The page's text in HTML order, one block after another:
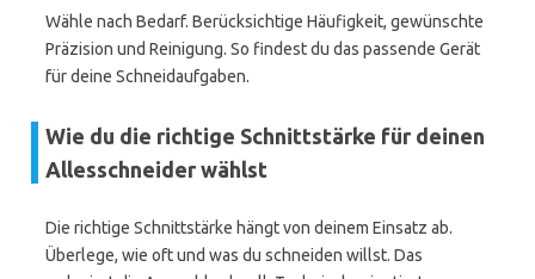
Wähle nach Bedarf. Berücksichtige Häufigkeit, gewünschte
Präzision und Reinigung. So findest du das passende Gerät
für deine Schneidaufgaben.
Wie du die richtige Schnittstärke für deinen
Allesschneider wählst
Die richtige Schnittstärke hängt von deinem Einsatz ab.
Überlege, wie oft und was du schneiden willst. Das